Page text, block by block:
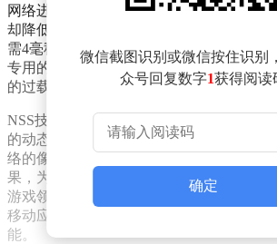
网络进行重构。重构后的画质几乎与原生
却降低了超过40%。更令人惊叹的是，
需4毫秒，这完全能够满足120FPS游戏对
专用的AI加速器实现了端到端的AI流水线
的过载问题。
NSS技术的关键优势在于其能够彻底消除
的动态模糊问题。Arm的新型神经网络缩
络的像素级细节填充能力，提供了更加流
果，为移动设备上的游戏体验带来了前所
游戏领域，这些神经网络加速器还能显著
移动应用的表现，例如实时光线追踪降噪
能。
微信截图识别或微信按住识别
众号回复数字1获得阅读
确定